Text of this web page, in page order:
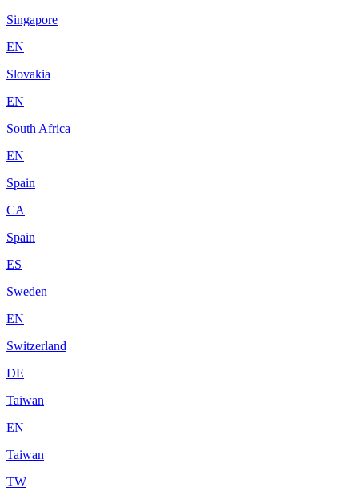
Singapore
EN
Slovakia
EN
South Africa
EN
Spain
CA
Spain
ES
Sweden
EN
Switzerland
DE
Taiwan
EN
Taiwan
TW